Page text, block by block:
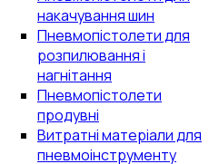
накачування шин
Пневмопістолети для
розпилювання і
нагнітання
Пневмопістолети
продувні
Витратні матеріали для
пневмоінструменту